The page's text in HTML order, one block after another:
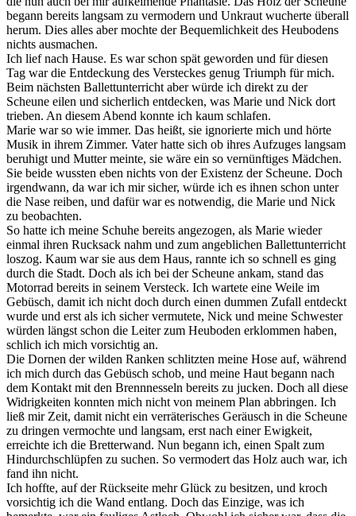
begann bereits langsam zu vermodern und Unkraut wucherte überall
herum. Dies alles aber mochte der Bequemlichkeit des Heubodens
nichts ausmachen.
Ich lief nach Hause. Es war schon spät geworden und für diesen
Tag war die Entdeckung des Versteckes genug Triumph für mich.
Beim nächsten Ballettunterricht aber würde ich direkt zu der
Scheune eilen und sicherlich entdecken, was Marie und Nick dort
trieben. An diesem Abend konnte ich kaum schlafen.
Marie war so wie immer. Das heißt, sie ignorierte mich und hörte
Musik in ihrem Zimmer. Vater hatte sich ob ihres Aufzuges langsam
beruhigt und Mutter meinte, sie wäre ein so vernünftiges Mädchen.
Sie beide wussten eben nichts von der Existenz der Scheune. Doch
irgendwann, da war ich mir sicher, würde ich es ihnen schon unter
die Nase reiben, und dafür war es notwendig, die Marie und Nick
zu beobachten.
So hatte ich meine Schuhe bereits angezogen, als Marie wieder
einmal ihren Rucksack nahm und zum angeblichen Ballettunterricht
loszog. Kaum war sie aus dem Haus, rannte ich so schnell es ging
durch die Stadt. Doch als ich bei der Scheune ankam, stand das
Motorrad bereits in seinem Versteck. Ich wartete eine Weile im
Gebüsch, damit ich nicht doch durch einen dummen Zufall entdeckt
wurde und erst als ich sicher vermutete, Nick und meine Schwester
würden längst schon die Leiter zum Heuboden erklommen haben,
schlich ich mich vorsichtig an.
Die Dornen der wilden Ranken schlitzten meine Hose auf, während
ich mich durch das Gebüsch schob, und meine Haut begann nach
dem Kontakt mit den Brennnesseln bereits zu jucken. Doch all diese
Widrigkeiten konnten mich nicht von meinem Plan abbringen. Ich
ließ mir Zeit, damit nicht ein verräterisches Geräusch in die Scheune
zu dringen vermochte und langsam, erst nach einer Ewigkeit,
erreichte ich die Bretterwand. Nun begann ich, einen Spalt zum
Hindurchschlüpfen zu suchen. So vermodert das Holz auch war, ich
fand ihn nicht.
Ich hoffte, auf der Rückseite mehr Glück zu besitzen, und kroch
vorsichtig ich die Wand entlang. Doch das Einzige, was ich